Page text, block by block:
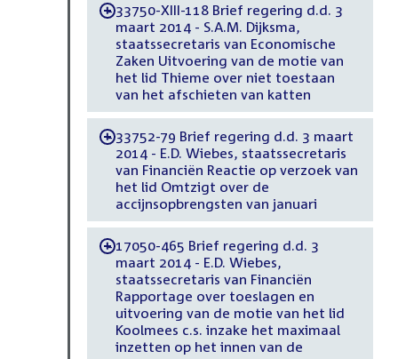
-33750-XIII-118 Brief regering d.d. 3
maart 2014 - S.A.M. Dijksma,
staatssecretaris van Economische
Zaken Uitvoering van de motie van
het lid Thieme over niet toestaan
van het afschieten van katten
-33752-79 Brief regering d.d. 3 maart
2014 - E.D. Wiebes, staatssecretaris
van Financiën Reactie op verzoek van
het lid Omtzigt over de
accijnsopbrengsten van januari
-17050-465 Brief regering d.d. 3
maart 2014 - E.D. Wiebes,
staatssecretaris van Financiën
Rapportage over toeslagen en
uitvoering van de motie van het lid
Koolmees c.s. inzake het maximaal
inzetten op het innen van de